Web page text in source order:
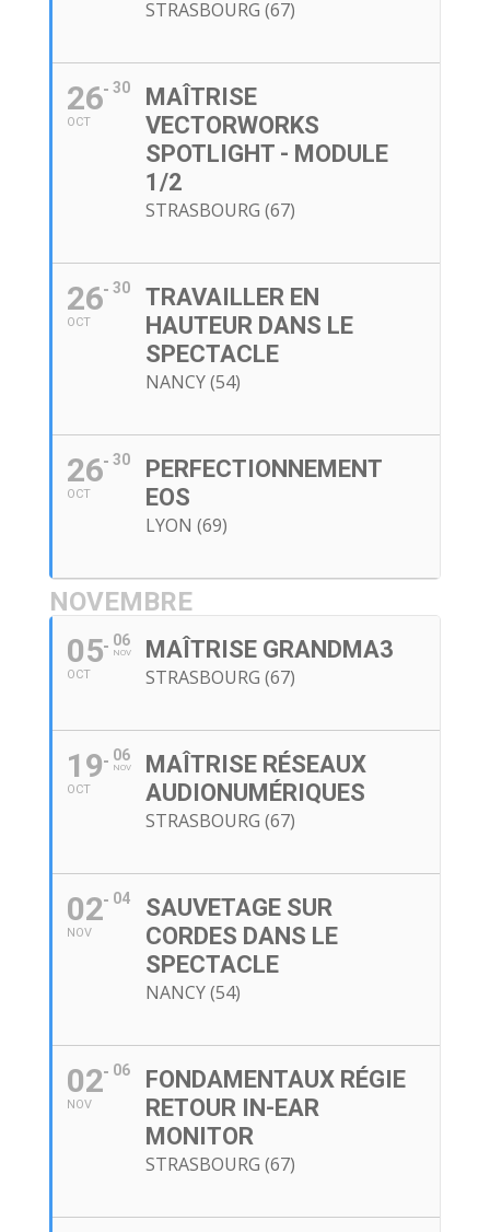
STRASBOURG (67)
26
OCT
30
MAÎTRISE
VECTORWORKS
SPOTLIGHT - MODULE
1/2
STRASBOURG (67)
26
OCT
30
TRAVAILLER EN
HAUTEUR DANS LE
SPECTACLE
NANCY (54)
26
OCT
30
PERFECTIONNEMENT
EOS
LYON (69)
NOVEMBRE
05
OCT
06
NOV MAÎTRISE GRANDMA3
STRASBOURG (67)
19
OCT
06
NOV
MAÎTRISE RÉSEAUX
AUDIONUMÉRIQUES
STRASBOURG (67)
02
NOV
04
SAUVETAGE SUR
CORDES DANS LE
SPECTACLE
NANCY (54)
02
NOV
06
FONDAMENTAUX RÉGIE
RETOUR IN-EAR
MONITOR
STRASBOURG (67)